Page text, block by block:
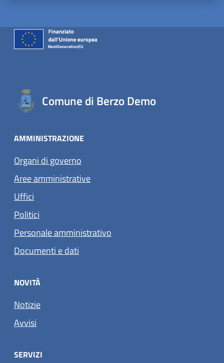
Comune di Berzo Demo
AMMINISTRAZIONE
Organi di governo
Aree amministrative
Uffici
Politici
Personale amministrativo
Documenti e dati
NOVITÀ
Notizie
Avvisi
SERVIZI